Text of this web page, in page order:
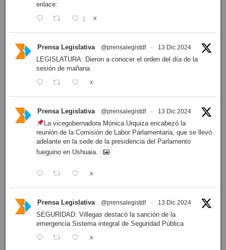
enlace:
1 X
Prensa Legislativa @prensalegistdf · 13 Dic 2024
LEGISLATURA: Dieron a conocer el orden del día de la
sesión de mañana
X
Prensa Legislativa @prensalegistdf · 13 Dic 2024
La vicegobernadora Mónica Urquiza encabezó la
reunión de la Comisión de Labor Parlamentaria, que se llevó
adelante en la sede de la presidencia del Parlamento
fueguino en Ushuaia.
X
Prensa Legislativa @prensalegistdf · 13 Dic 2024
SEGURIDAD: Villegas destacó la sanción de la
emergencia Sistema integral de Seguridad Pública
X